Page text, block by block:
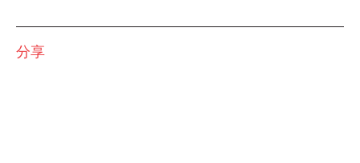
分享
无需依赖奖励机制，基于原则、潜能、文化、社群维度价值，